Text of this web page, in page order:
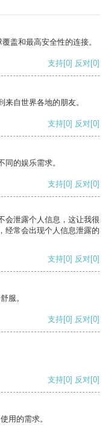
盖和最高安全性的连接。
支持[0] 反对[0]
自世界各地的朋友。
支持[0] 反对[0]
的娱乐需求。
支持[0] 反对[0]
会泄露个人信息，这让我很
经常会出现个人信息泄露的
支持[0] 反对[0]
服。
支持[0] 反对[0]
支持[0] 反对[0]
用的需求。